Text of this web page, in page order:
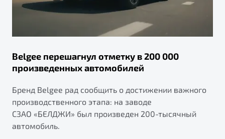
Belgee перешагнул отметку в 200 000
произведенных автомобилей
Бренд Belgee рад сообщить о достижении важного
производственного этапа: на заводе
СЗАО «БЕЛДЖИ» был произведен 200-тысячный
автомобиль.